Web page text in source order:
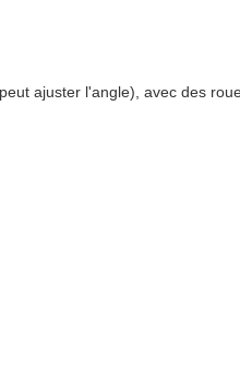
ajuster l'angle), avec des